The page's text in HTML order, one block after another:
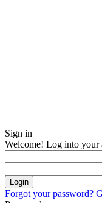
Sign in
Welcome! Log into your
Forgot your password?